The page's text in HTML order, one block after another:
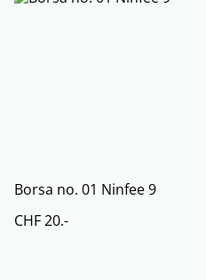
Borsa no. 01 Ninfee 9
CHF 20.-